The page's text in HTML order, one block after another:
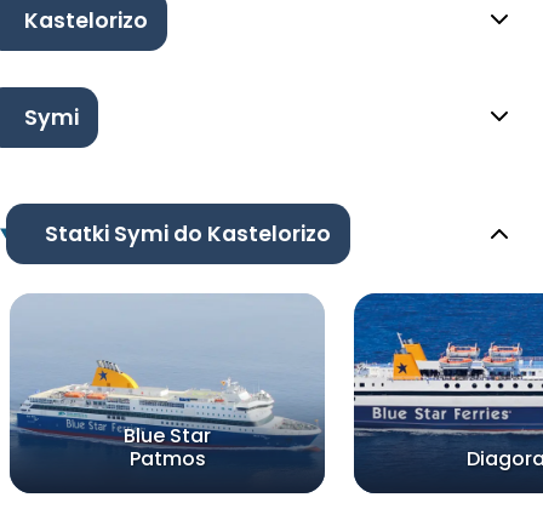
Kastelorizo
Symi
Statki Symi do Kastelorizo
Blue Star
Patmos